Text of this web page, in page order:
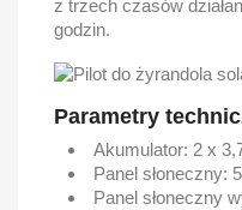
z trzech czasów
godzin.
Parametry
Akumulator: 2 x
Panel słoneczny:
Panel słoneczny